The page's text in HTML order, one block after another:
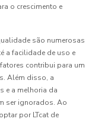
o crescimento e
são numerosas
a facilidade de uso e
contribui para um
Além disso, a
e a melhoria da
ser ignorados. Ao
por LTcat de